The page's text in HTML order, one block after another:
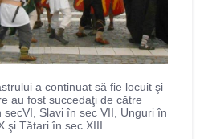
a continuat să fie locuit şi
au fost succedaţi de către
secVI, Slavi în sec VII, Unguri în
şi Tătari în sec XIII.